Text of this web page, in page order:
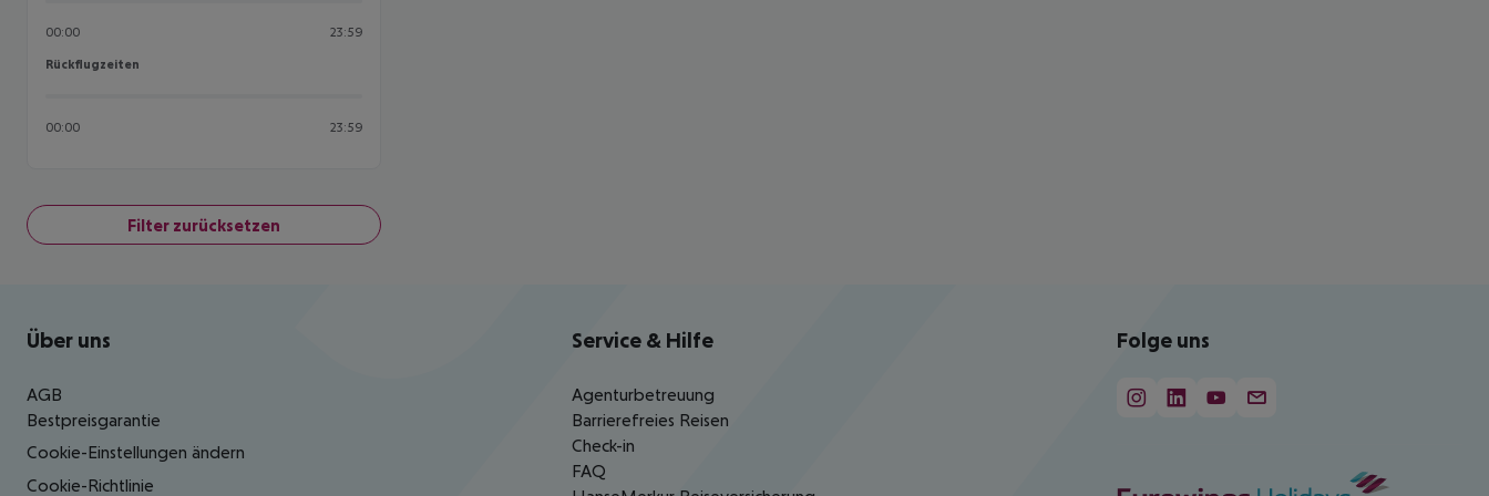
00:00 23:59
Rückflugzeiten
Rückflugzeiten
00:00 23:59
Filter zurücksetzen
Footer navigation
Über uns
AGB
Bestpreisgarantie
Cookie-Einstellungen ändern
Cookie-Richtlinie
Service & Hilfe
Agenturbetreuung
Barrierefreies Reisen
Check-in
FAQ
Folge uns